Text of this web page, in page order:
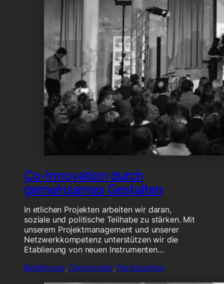
Co-Innovation durch
gemeinsames Gestalten
In etlichen Projekten arbeiten wir daran,
soziale und politische Teilhabe zu stärken. Mit
unserem Projektmanagement und unserer
Netzwerkkompetenz unterstützen wir die
Etablierung von neuen Instrumenten…
Beteiligung, Demokratie, Partizipation